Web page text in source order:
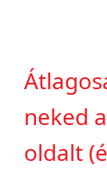
neked
oldalt